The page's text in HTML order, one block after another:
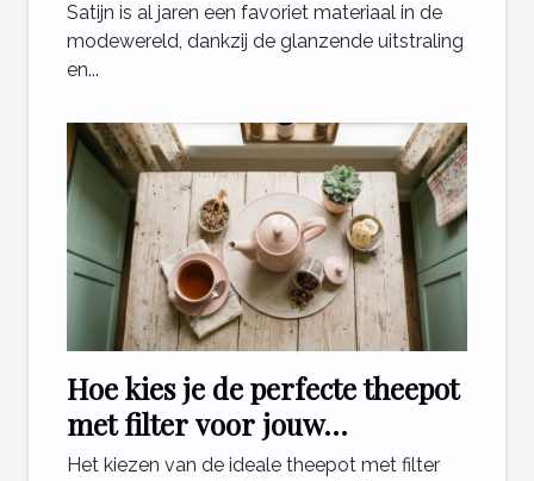
Satijn is al jaren een favoriet materiaal in de
modewereld, dankzij de glanzende uitstraling
en...
Hoe kies je de perfecte theepot
met filter voor jouw
theeritueel?
Het kiezen van de ideale theepot met filter